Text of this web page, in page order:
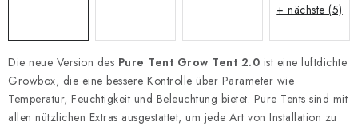
Die neue Version des Pure Tent Grow Tent 2.0 ist eine luftdichte
Growbox, die eine bessere Kontrolle über Parameter wie
Temperatur, Feuchtigkeit und Beleuchtung bietet. Pure Tents sind mit
allen nützlichen Extras ausgestattet, um jede Art von Installation zu
+ nächste (5)